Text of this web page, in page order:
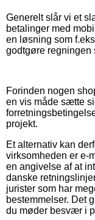
Generelt slår vi et
betalinger med
en løsning som
godtgøre regningen
Forinden nogen
en vis måde sætte
projekt.
Et alternativ kan
virksomheden er e-
en angivelse af at
danske
jurister som har
bestemmelser. Det
du møder besvær i